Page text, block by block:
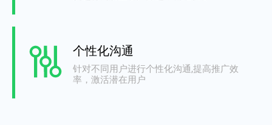
个性化沟通
针对不同用户进行个性化沟通,提高推广效
率，激活潜在用户